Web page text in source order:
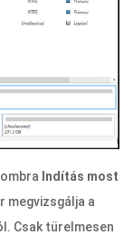
Indítás most
megvizsgálja a
Csak türelmesen